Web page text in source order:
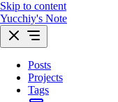
Skip to content
Yucchiy's Note
Posts
Projects
Tags